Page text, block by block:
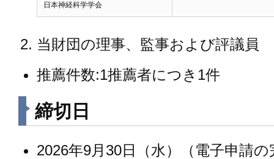
日本神経科学学会
当財団の理事、監事および評議員
推薦件数:1推薦者につき1件
締切日
2026年9月30日（水）（電子申請の